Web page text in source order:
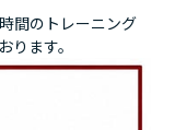
間のトレーニング
ます。